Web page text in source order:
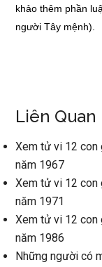
khảo thêm phần
người Tây mệnh).
Liên Quan
Xem tử vi 12 con
năm 1967
Xem tử vi 12 con
năm 1971
Xem tử vi 12 con
năm 1986
Những người có